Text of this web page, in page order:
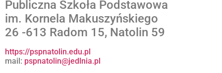
Publiczna Szkoła Podstawowa
im. Kornela Makuszyńskiego
26 -613 Radom 15, Natolin 59
https://pspnatolin.edu.pl
mail: pspnatolin@jedlnia.pl